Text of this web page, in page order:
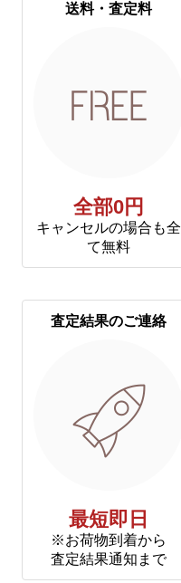
送料・査定料
全部0円
キャンセルの場合も全
て無料
査定結果のご連絡
最短即日
※お荷物到着から
査定結果通知まで